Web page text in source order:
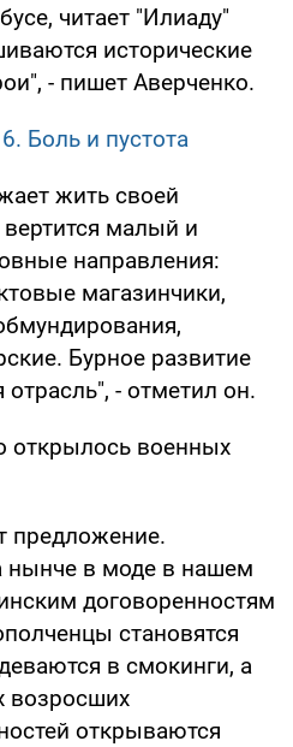
читает "Илиаду"
исторические
- пишет Аверченко.
Боль и пустота
жить своей
малый и
направления:
магазинчики,
Бурное развитие
- отметил он.
открылось военных
предложение.
в моде в нашем
договоренностям
становятся
в смокинги, а
возросших
открываются